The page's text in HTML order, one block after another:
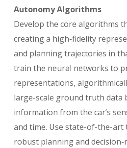
Autonomy Algorithms
Develop the core algorithms
creating a high-fidelity
and planning trajectories in
train the neural networks to
representations,
large-scale ground truth data
information from the car’s
and time. Use state-of-the-art
robust planning and